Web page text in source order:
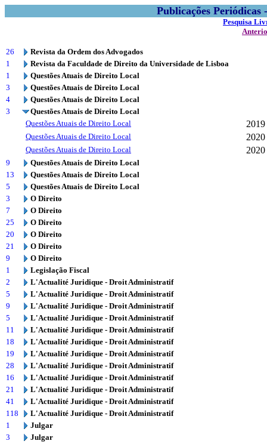
Publicações
Pesquisa
26
Revista da Ordem dos Advogados
1
Revista da Faculdade de Direito da Universidade de Lisboa
1
Questões Atuais de Direito Local
3
Questões Atuais de Direito Local
4
Questões Atuais de Direito Local
3
Questões Atuais de Direito Local
Questões Atuais de Direito Local
2019
Questões Atuais de Direito Local 2020
Questões Atuais de Direito Local 2020
9
Questões Atuais de Direito Local
13
Questões Atuais de Direito Local
5
Questões Atuais de Direito Local
3
O Direito
7
O Direito
25
O Direito
20
O Direito
21
O Direito
9
O Direito
1
Legislação Fiscal
2
L'Actualité Juridique - Droit Administratif
5
L'Actualité Juridique - Droit Administratif
9
L'Actualité Juridique - Droit Administratif
5
L'Actualité Juridique - Droit Administratif
11
L'Actualité Juridique - Droit Administratif
18
L'Actualité Juridique - Droit Administratif
19
L'Actualité Juridique - Droit Administratif
28
L'Actualité Juridique - Droit Administratif
16
L'Actualité Juridique - Droit Administratif
21
L'Actualité Juridique - Droit Administratif
41
L'Actualité Juridique - Droit Administratif
118
L'Actualité Juridique - Droit Administratif
1
Julgar
3
Julgar